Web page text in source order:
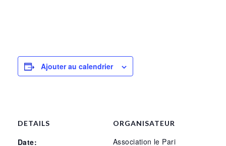
Ajouter au calendrier
DETAILS
Date:
ORGANISATEUR
Association le Pari